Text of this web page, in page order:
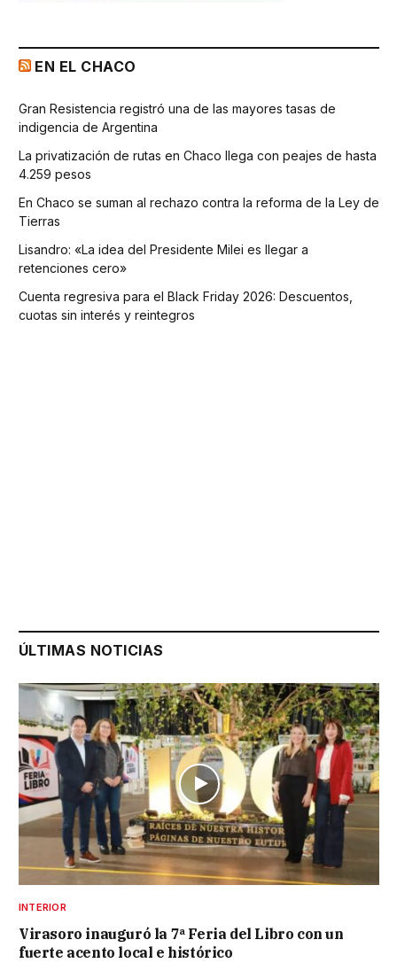
EN EL CHACO
Gran Resistencia registró una de las mayores tasas de
indigencia de Argentina
La privatización de rutas en Chaco llega con peajes de hasta
4.259 pesos
En Chaco se suman al rechazo contra la reforma de la Ley de
Tierras
Lisandro: «La idea del Presidente Milei es llegar a
retenciones cero»
Cuenta regresiva para el Black Friday 2026: Descuentos,
cuotas sin interés y reintegros
ÚLTIMAS NOTICIAS
INTERIOR
Virasoro inauguró la 7ª Feria del Libro con un
fuerte acento local e histórico